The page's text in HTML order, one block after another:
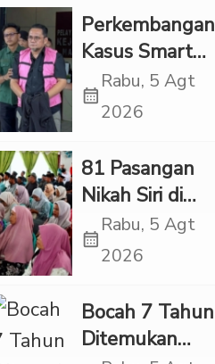
“Adem”
Perkembangan
Kasus Smart
Village, Jaksa
Kembali Periksa
calendar_month
Rabu, 5 Agt
2026
81 Pasangan
Nikah Siri di
Tapsel Ikuti
Sidang Isbat
calendar_month
Rabu, 5 Agt
2026
Bocah 7 Tahun
Ditemukan